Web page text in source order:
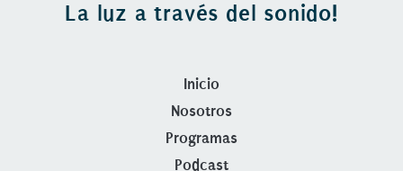
La luz a través del sonido!
Inicio
Nosotros
Programas
Podcast